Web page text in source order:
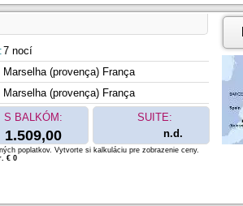
7 nocí
Marselha (provença) França
Marselha (provença) França
S BALKÓM:
1.509,00
SUITE:
n.d.
poplatkov. Vytvorte si kalkuláciu pre zobrazenie ceny.
€ 0